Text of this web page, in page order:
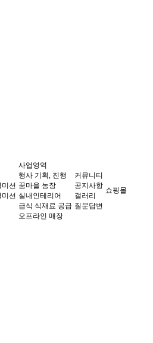
미션
미션
사업영역
행사 기획, 진행
꿈마을 농장
실내인테리어
급식 식재료 공급
오프라인 매장
커뮤니티
공지사항
갤러리
질문답변
쇼핑몰